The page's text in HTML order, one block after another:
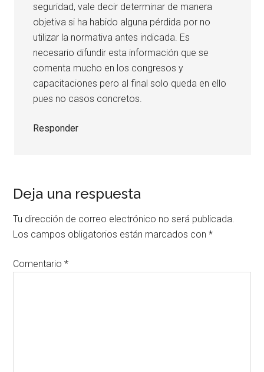
seguridad, vale decir determinar de manera
objetiva si ha habido alguna pérdida por no
utilizar la normativa antes indicada. Es
necesario difundir esta información que se
comenta mucho en los congresos y
capacitaciones pero al final solo queda en ello
pues no casos concretos.
Responder
Deja una respuesta
Tu dirección de correo electrónico no será publicada.
Los campos obligatorios están marcados con*
Comentario*